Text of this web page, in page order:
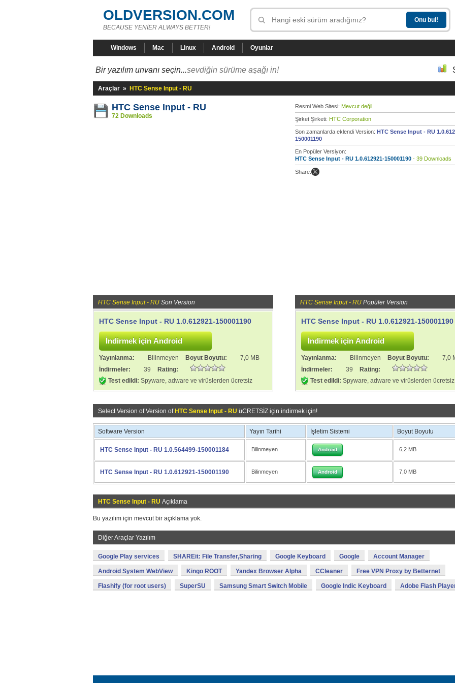
OLDVERSION.COM
BECAUSE YENİER ALWAYS BETTER!
Windows Mac Linux Android Oyunlar
Bir yazılım unvanı seçin...sevdiğin sürüme aşağı in!
Araçlar » HTC Sense Input - RU
HTC Sense Input - RU
72 Downloads
Resmi Web Sitesi: Mevcut değil
Şirket Şirketi: HTC Corporation
Son zamanlarda eklendi Version: HTC Sense Input - RU
150001190
En Popüler Versiyon:
HTC Sense Input - RU 1.0.612921-150001190 - 39 Downloads
Share:
HTC Sense Input - RU Son Version
HTC Sense Input - RU 1.0.612921-150001190
Yayınlanma: Bilinmeyen Boyut Boyutu:
7,0 MB
İndirmeler:
39
Rating:
Test edildi: Spyware, adware ve virüslerden ücretsiz
HTC Sense Input - RU Popüler Version
HTC Sense Input - RU 1.0.612921-150001190
Yayınlanma: Bilinmeyen Boyut Boyutu:
7,0
İndirmeler:
39
Rating:
Test edildi: Spyware, adware ve virüslerden ücretsiz
Select Version of Version of HTC Sense Input - RU üCRETSİZ için indirmek için!
Software Version Yayın Tarihi İşletim Sistemi Boyut Boyutu
HTC Sense Input - RU 1.0.564499-150001184 Bilinmeyen Android 6,2 MB
HTC Sense Input - RU 1.0.612921-150001190 Bilinmeyen Android 7,0 MB
HTC Sense Input - RU Açıklama
Bu yazılım için mevcut bir açıklama yok.
Diğer Araçlar Yazılım
Google Play services SHAREit: File Transfer,Sharing Google Keyboard Google Account Manager
Android System WebView Kingo ROOT Yandex Browser Alpha CCleaner Free VPN Proxy by Betternet
Flashify (for root users) SuperSU Samsung Smart Switch Mobile Google Indic Keyboard Adobe Flash